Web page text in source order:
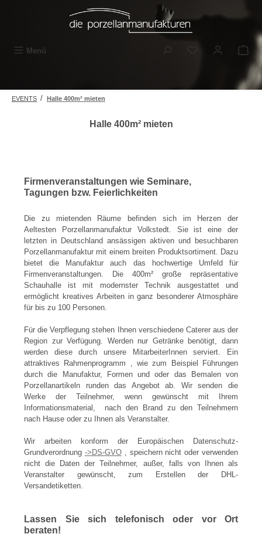
Zum Hauptinhalt springen
Menü Du hast 0
EVENTS / Halle 400m² mieten
Halle 400m² mieten
Firmenveranstaltungen wie Seminare,
Tagungen bzw. Feierlichkeiten
Die zu mietenden Räume befinden sich im Herzen der
Aeltesten Porzellanmanufaktur Volkstedt. Sie ist eine der
letzten in Deutschland ansässigen aktiven und besuchbaren
Porzellanmanufaktur mit einem breiten Produktsortiment. Dazu
bietet die Manufaktur auch das hochwertige Umfeld für
Firmenveranstaltungen. Die 400m² große repräsentative
Schauhalle ist mit modernster Technik ausgestattet und
ermöglicht kreatives Arbeiten in ganz besonderer Atmosphäre
für bis zu 100 Personen.
Für die Verpflegung stehen Ihnen verschiedene Caterer aus der
Region zur Verfügung. Werden nur Getränke benötigt, dann
werden diese durch unsere MitarbeiterInnen serviert. Ein
attraktives Rahmenprogramm , wie zum Beispiel Führungen
durch die Manufaktur, Formen und oder das Bemalen von
Porzellanartikeln runden das Angebot ab. Wir senden die
Werke der Teilnehmer, wenn gewünscht mit Ihrem
Informationsmaterial, nach den Brand zu den Teilnehmern
nach Hause oder zu Ihnen als Veranstalter.
Wir arbeiten konform der Europäischen Datenschutz-
Grundverordnung ->DS-GVO, speichern nicht oder verwenden
nicht die Daten der Teilnehmer, außer, falls von Ihnen als
Veranstalter gewünscht, zum Erstellen der DHL-
Versandetiketten.
Lassen Sie sich telefonisch oder vor Ort
beraten!